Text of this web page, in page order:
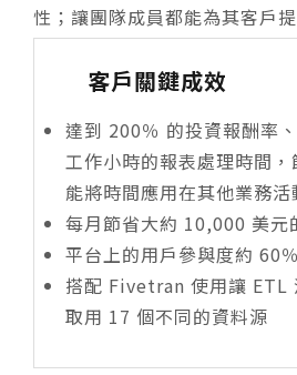
性；讓團隊成員都能為其客戶
客戶關鍵成效
達到 200％ 的投資報酬率
工作小時的報表處理時間
能將時間應用在其他業務活
每月節省大約 10,000 美元
平台上的用戶參與度約 60
搭配 Fivetran 使用讓 ETL
取用 17 個不同的資料源